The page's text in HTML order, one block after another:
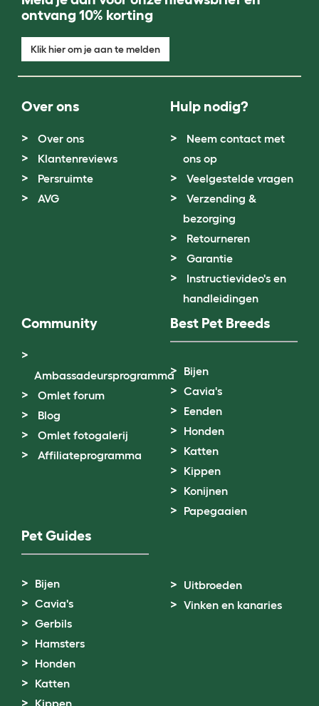
ontvang 10% korting
Klik hier om je aan te melden
Over ons
Over ons
Klantenreviews
Persruimte
AVG
Hulp nodig?
Neem contact met
ons op
Veelgestelde vragen
Verzending &
bezorging
Retourneren
Garantie
Instructievideo's en
handleidingen
Community
Ambassadeursprogramma
Omlet forum
Blog
Omlet fotogalerij
Affiliateprogramma
Best Pet Breeds
Bijen
Cavia's
Eenden
Honden
Katten
Kippen
Konijnen
Papegaaien
Pet Guides
Bijen
Cavia's
Gerbils
Hamsters
Honden
Katten
Uitbroeden
Vinken en kanaries